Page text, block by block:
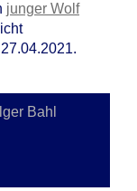
junger Wolf
Bahl